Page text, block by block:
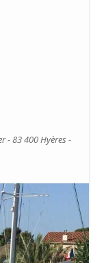
- 83 400 Hyères -